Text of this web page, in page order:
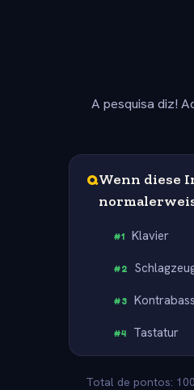
A pesquisa diz!
QWenn diese
#1 Klavier
#2
#3 Kontrabass
#4 Tastatur
Total de pontos: